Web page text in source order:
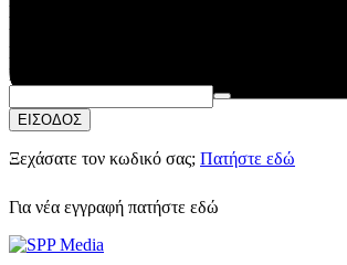
Συνεχίστε με Apple
ή
Email:
Κωδικός Πρόσβασης:
ΕΙΣΟΔΟΣ
Ξεχάσατε τον κωδικό σας; Πατήστε εδώ
Για νέα εγγραφή πατήστε εδώ